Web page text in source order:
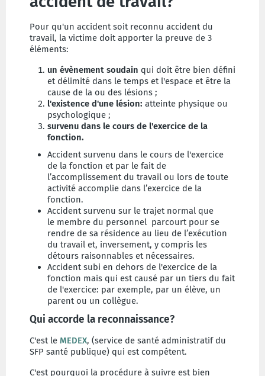
Pour qu'un accident soit reconnu accident du
travail, la victime doit apporter la preuve de 3
éléments:
un évènement soudain qui doit être bien défini
et délimité dans le temps et l'espace et être la
cause de la ou des lésions ;
l'existence d'une lésion: atteinte physique ou
psychologique ;
survenu dans le cours de l'exercice de la
fonction.
Accident survenu dans le cours de l'exercice
de la fonction et par le fait de
l’accomplissement du travail ou lors de toute
activité accomplie dans l’exercice de la
fonction.
Accident survenu sur le trajet normal que
le membre du personnel parcourt pour se
rendre de sa résidence au lieu de l’exécution
du travail et, inversement, y compris les
détours raisonnables et nécessaires.
Accident subi en dehors de l'exercice de la
fonction mais qui est causé par un tiers du fait
de l'exercice: par exemple, par un élève, un
parent ou un collègue.
Qui accorde la reconnaissance?
C'est le MEDEX, (service de santé administratif du
SFP santé publique) qui est compétent.
C'est pourquoi la procédure à suivre est bien